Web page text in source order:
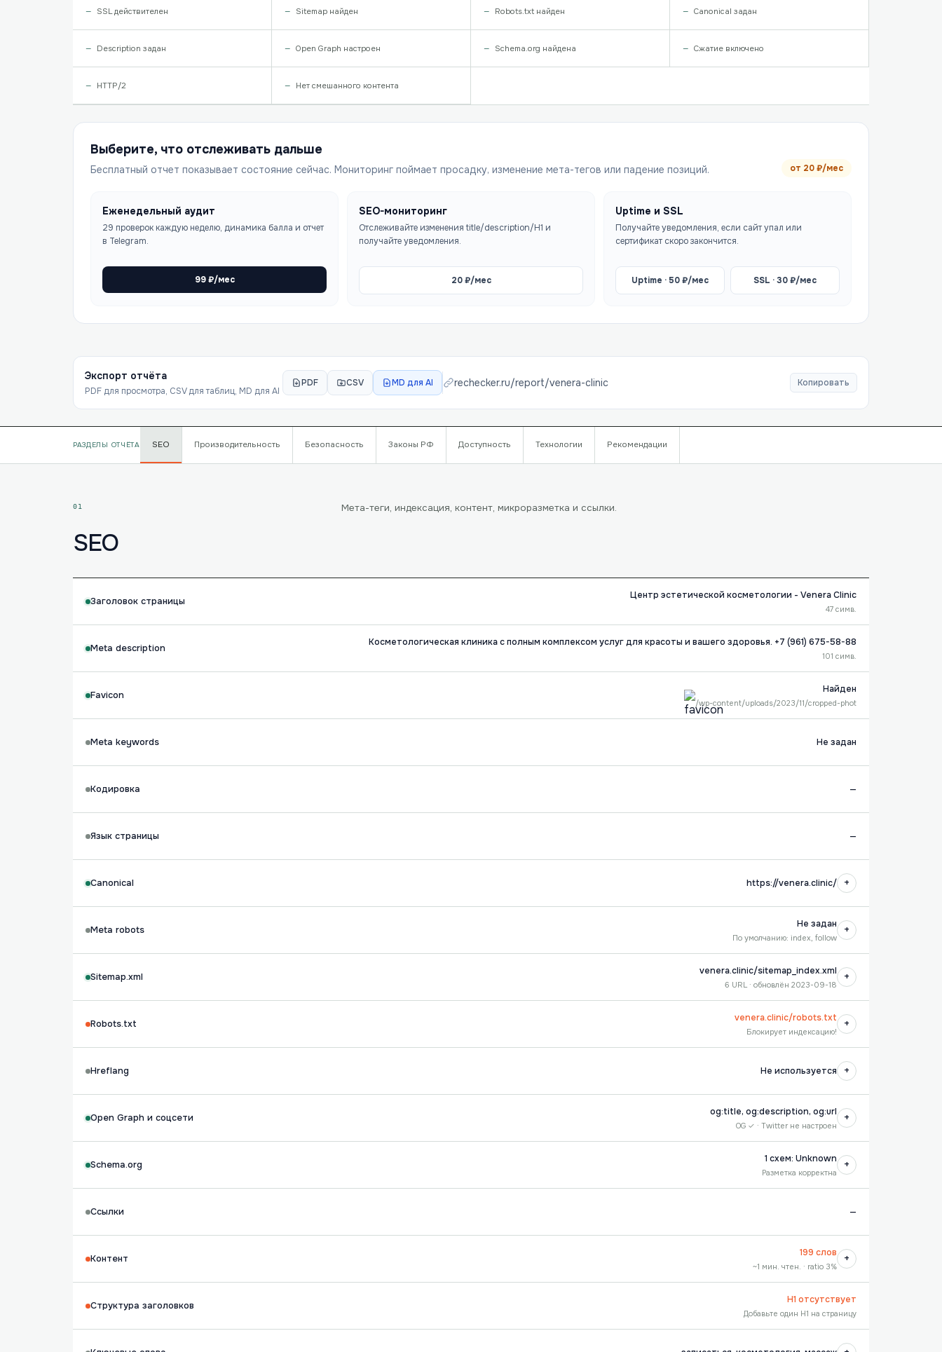
SSL действителен Sitemap найден Robots.txt найден Canonical задан
Description задан Open Graph настроен Schema.org найдена Сжатие включено
HTTP/2 Нет смешанного контента
Выберите, что отслеживать дальше
Бесплатный отчет показывает состояние сейчас. Мониторинг поймает просадку, изменение мета-тегов или падение позиций. от 20₽/мес
Еженедельный аудит
29 проверок каждую неделю, динамика балла и отчет
в Telegram.
99₽/мес
SEO-мониторинг
Отслеживайте изменения title/description/H1 и
получайте уведомления.
20₽/мес
Uptime и SSL
Получайте уведомления, если сайт упал или
сертификат скоро закончится.
Uptime ·50₽/мес SSL ·30₽/мес
Экспорт отчёта
PDF для просмотра, CSV для таблиц, MD для AI
PDF CSV MD для AI rechecker.ru/report/venera-clinic Копировать
РАЗДЕЛЫ ОТЧЁТА SEO Производительность Безопасность Законы РФ Доступность Технологии Рекомендации
01
SEO
Мета-теги, индексация, контент, микроразметка и ссылки.
Заголовок страницы
Центр эстетической косметологии - Venera Clinic
47 симв.
Meta description
Косметологическая клиника с полным комплексом услуг для красоты и вашего здоровья. +7 (961) 675-58-88
101 симв.
Favicon
Найден
/wp-content/uploads/2023/11/cropped-phot
Meta keywords Не задан
Кодировка —
Язык страницы —
Canonical https://venera.clinic/ +
Meta robots
Не задан
По умолчанию: index, follow
+
Sitemap.xml
venera.clinic/sitemap_index.xml
6 URL · обновлён 2023-09-18
+
Robots.txt
venera.clinic/robots.txt
Блокирует индексацию!
+
Hreflang Не используется +
Open Graph и соцсети
og:title, og:description, og:url
OG ✓ · Twitter не настроен
+
Schema.org
1 схем: Unknown
Разметка корректна
+
Ссылки —
Контент
199 слов
~1 мин. чтен. · ratio 3%
+
Структура заголовков
H1 отсутствует
Добавьте один H1 на страницу